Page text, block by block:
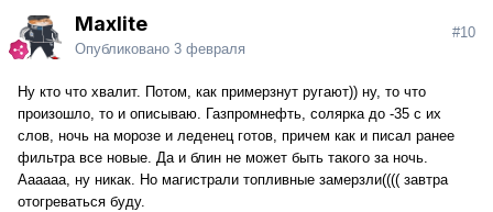
Maxlite
Опубликовано 3 февраля
#10
Ну кто что хвалит. Потом, как примерзнут ругают)) ну, то что
произошло, то и описываю. Газпромнефть, солярка до -35 с их
слов, ночь на морозе и леденец готов, причем как и писал ранее
фильтра все новые. Да и блин не может быть такого за ночь.
Аааааа, ну никак. Но магистрали топливные замерзли(((( завтра
отогреваться буду.